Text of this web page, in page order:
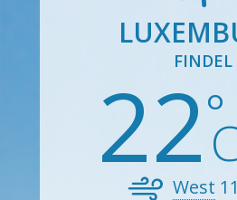
FINDEL
22
West 11